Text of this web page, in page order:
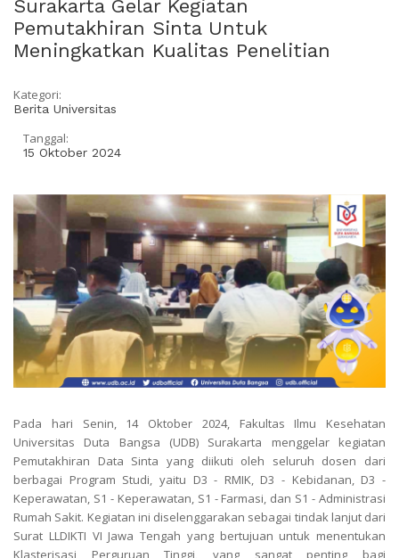
Surakarta Gelar Kegiatan
Pemutakhiran Sinta Untuk
Meningkatkan Kualitas Penelitian
Kategori:
Berita Universitas
Tanggal:
15 Oktober 2024
Pada hari Senin, 14 Oktober 2024, Fakultas Ilmu Kesehatan
Universitas Duta Bangsa (UDB) Surakarta menggelar kegiatan
Pemutakhiran Data Sinta yang diikuti oleh seluruh dosen dari
berbagai Program Studi, yaitu D3 - RMIK, D3 - Kebidanan, D3 -
Keperawatan, S1 - Keperawatan, S1 - Farmasi, dan S1 - Administrasi
Rumah Sakit. Kegiatan ini diselenggarakan sebagai tindak lanjut dari
Surat LLDIKTI VI Jawa Tengah yang bertujuan untuk menentukan
Klasterisasi Perguruan Tinggi, yang sangat penting bagi